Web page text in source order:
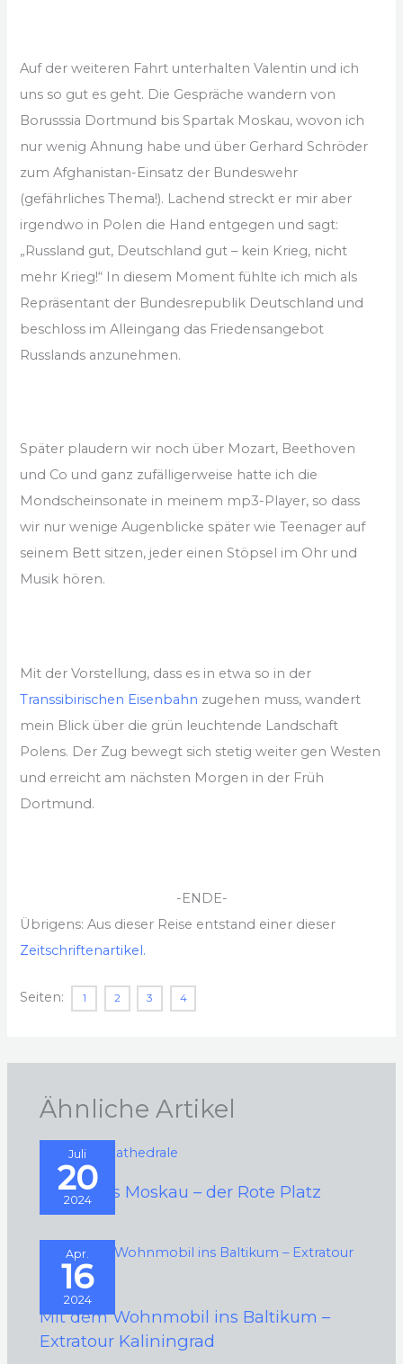
Auf der weiteren Fahrt unterhalten Valentin und ich
uns so gut es geht. Die Gespräche wandern von
Borusssia Dortmund bis Spartak Moskau, wovon ich
nur wenig Ahnung habe und über Gerhard Schröder
zum Afghanistan-Einsatz der Bundeswehr
(gefährliches Thema!). Lachend streckt er mir aber
irgendwo in Polen die Hand entgegen und sagt:
„Russland gut, Deutschland gut – kein Krieg, nicht
mehr Krieg!“ In diesem Moment fühlte ich mich als
Repräsentant der Bundesrepublik Deutschland und
beschloss im Alleingang das Friedensangebot
Russlands anzunehmen.
Später plaudern wir noch über Mozart, Beethoven
und Co und ganz zufälligerweise hatte ich die
Mondscheinsonate in meinem mp3-Player, so dass
wir nur wenige Augenblicke später wie Teenager auf
seinem Bett sitzen, jeder einen Stöpsel im Ohr und
Musik hören.
Mit der Vorstellung, dass es in etwa so in der
Transsibirischen Eisenbahn zugehen muss, wandert
mein Blick über die grün leuchtende Landschaft
Polens. Der Zug bewegt sich stetig weiter gen Westen
und erreicht am nächsten Morgen in der Früh
Dortmund.
-ENDE-
Übrigens: Aus dieser Reise entstand einer dieser
Zeitschriftenartikel.
Seiten: 1 2 3 4
Ähnliche Artikel
Juli
20
2024
Bilder aus Moskau – der Rote Platz
Apr.
16
2024
Mit dem Wohnmobil ins Baltikum –
Extratour Kaliningrad